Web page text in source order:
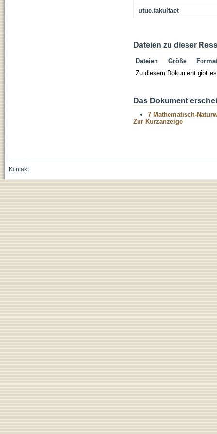
utue.fakultaet
Dateien zu dieser
Dateien Größe
Format
Zu diesem Dokument gibt
Das Dokument
7 Mathematisch-
Zur Kurzanzeige
Kontakt